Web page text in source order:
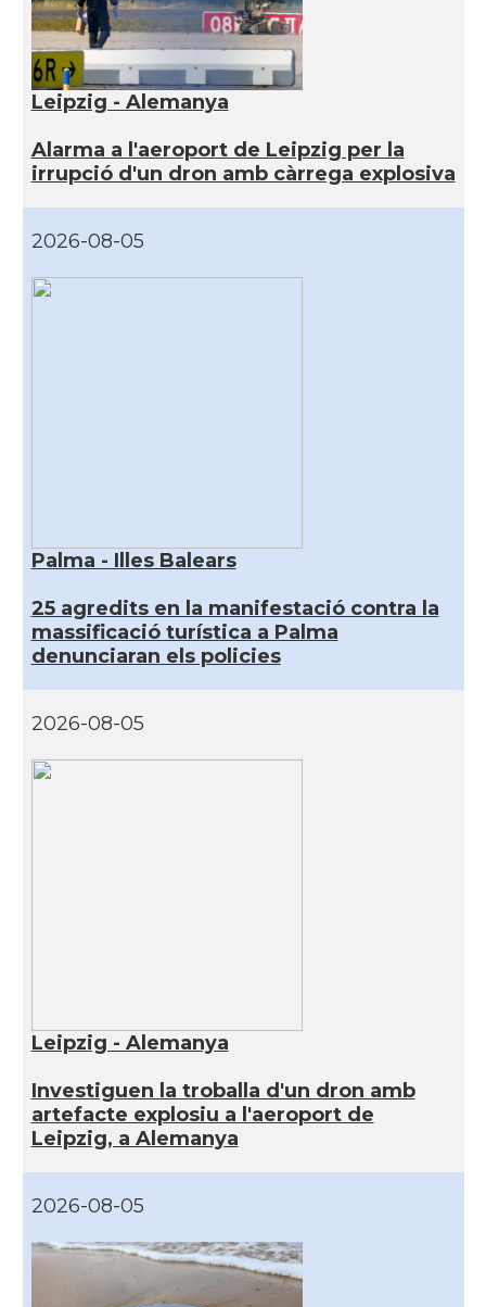
Leipzig - Alemanya
Alarma a l'aeroport de Leipzig per la
irrupció d'un dron amb càrrega explosiva
2026-08-05
Palma - Illes Balears
25 agredits en la manifestació contra la
massificació turística a Palma
denunciaran els policies
2026-08-05
Leipzig - Alemanya
Investiguen la troballa d'un dron amb
artefacte explosiu a l'aeroport de
Leipzig, a Alemanya
2026-08-05